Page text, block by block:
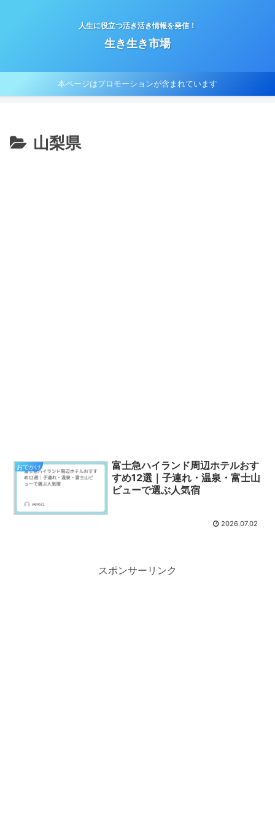
人生に役立つ活き活き情報を発信！
生き生き市場
本ページはプロモーションが含まれています
山梨県
おでかけ
富士急ハイランド周辺ホテルおす
すめ12選｜子連れ・温泉・富士山
ビューで選ぶ人気宿
2026.07.02
スポンサーリンク